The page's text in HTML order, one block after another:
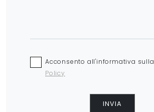
Acconsento all'informativa sulla
Policy
INVIA